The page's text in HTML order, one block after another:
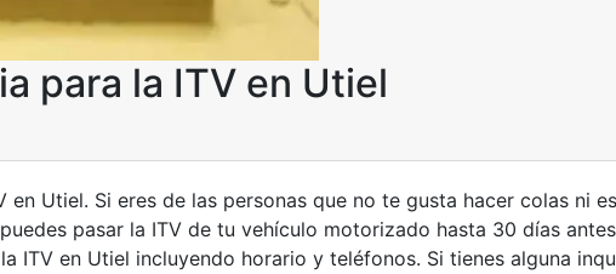
para la ITV en Utiel
en Utiel. Si eres de las personas que no te gusta hacer colas ni
pasar la ITV de tu vehículo motorizado hasta 30 días
ITV en Utiel incluyendo horario y teléfonos. Si tienes alguna